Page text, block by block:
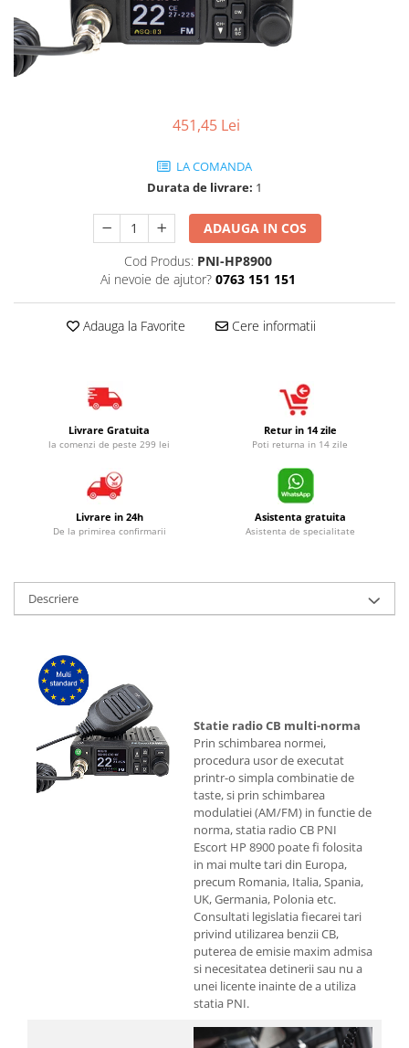
451,45 Lei
LA COMANDA
Durata de livrare: 1
ADAUGA IN COS
Cod Produs: PNI-HP8900
Ai nevoie de ajutor? 0763 151 151
Adauga la Favorite Cere informatii
Livrare Gratuita
la comenzi de peste 299 lei
Retur in 14 zile
Poti returna in 14 zile
Livrare in 24h
De la primirea confirmarii
Asistenta gratuita
Asistenta de specialitate
Descriere
Statie radio CB multi-norma
Prin schimbarea normei,
procedura usor de executat
printr-o simpla combinatie de
taste, si prin schimbarea
modulatiei (AM/FM) in functie de
norma, statia radio CB PNI
Escort HP 8900 poate fi folosita
in mai multe tari din Europa,
precum Romania, Italia, Spania,
UK, Germania, Polonia etc.
Consultati legislatia fiecarei tari
privind utilizarea benzii CB,
puterea de emisie maxim admisa
si necesitatea detinerii sau nu a
unei licente inainte de a utiliza
statia PNI.